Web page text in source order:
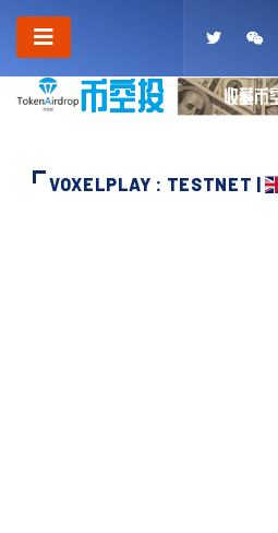
VOXELPLAY : TESTNET |